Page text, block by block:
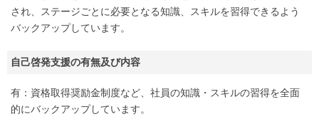
され、ステージごとに必要となる知識、スキルを習得できるよう
バックアップしています。
自己啓発支援の有無及び内容
有：資格取得奨励金制度など、社員の知識・スキルの習得を全面
的にバックアップしています。